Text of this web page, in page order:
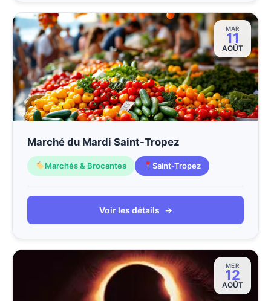
MAR
11
AOÛT
Marché du Mardi Saint-Tropez
Marchés & Brocantes Saint-Tropez
Voir les détails →
MER
12
AOÛT